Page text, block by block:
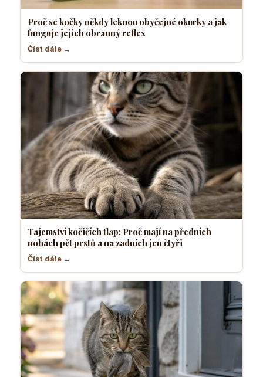
Proč se kočky někdy leknou obyčejné okurky a jak
funguje jejich obranný reflex
Číst dále →
Tajemství kočičích tlap: Proč mají na předních
nohách pět prstů a na zadních jen čtyři
Číst dále →